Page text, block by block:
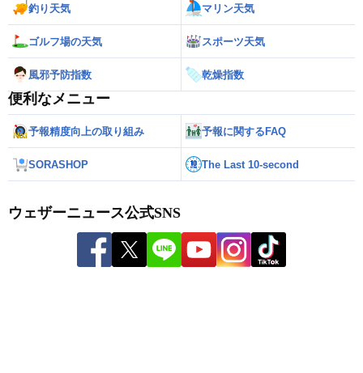
釣り天気 マリン天気
ゴルフ場の天気 スポーツ天気
風邪予防指数 乾燥指数
便利なメニュー
予報精度向上の取り組み 予報に関するFAQ
SORASHOP The Last 10-second
ウェザーニュース公式SNS